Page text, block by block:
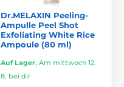
Dr.MELAXIN Peeling-
Ampulle Peel Shot
Exfoliating White Rice
Ampoule (80 ml)
Auf Lager, Am mittwoch 12.
8. bei dir